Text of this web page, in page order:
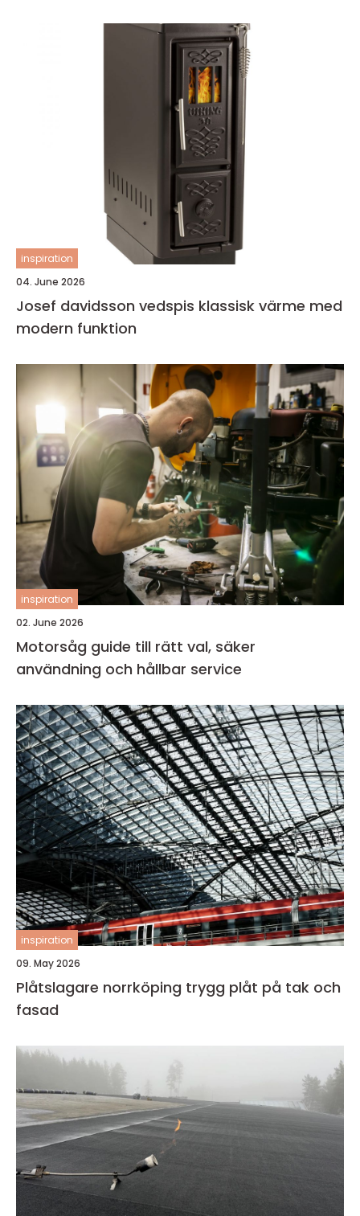
inspiration
04. June 2026
Josef davidsson vedspis klassisk värme med
modern funktion
inspiration
02. June 2026
Motorsåg guide till rätt val, säker
användning och hållbar service
inspiration
09. May 2026
Plåtslagare norrköping trygg plåt på tak och
fasad